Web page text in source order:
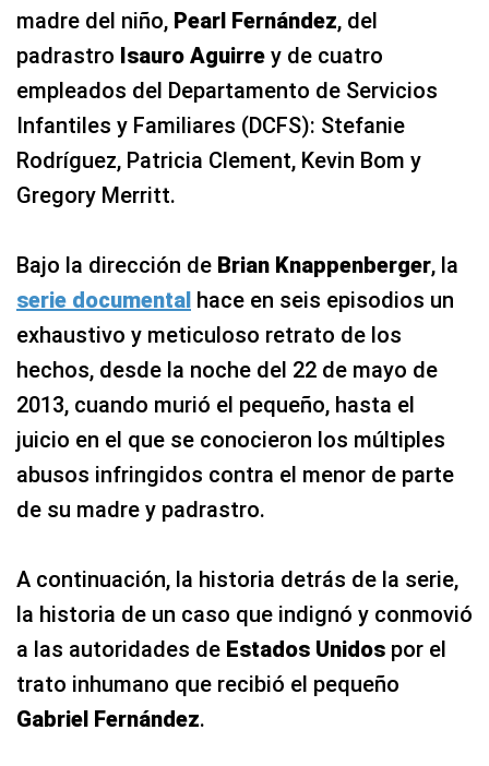
madre del niño, Pearl Fernández, del
padrastro Isauro Aguirre y de cuatro
empleados del Departamento de Servicios
Infantiles y Familiares (DCFS): Stefanie
Rodríguez, Patricia Clement, Kevin Bom y
Gregory Merritt.
Bajo la dirección de Brian Knappenberger, la
serie documental hace en seis episodios un
exhaustivo y meticuloso retrato de los
hechos, desde la noche del 22 de mayo de
2013, cuando murió el pequeño, hasta el
juicio en el que se conocieron los múltiples
abusos infringidos contra el menor de parte
de su madre y padrastro.
A continuación, la historia detrás de la serie,
la historia de un caso que indignó y conmovió
a las autoridades de Estados Unidos por el
trato inhumano que recibió el pequeño
Gabriel Fernández.